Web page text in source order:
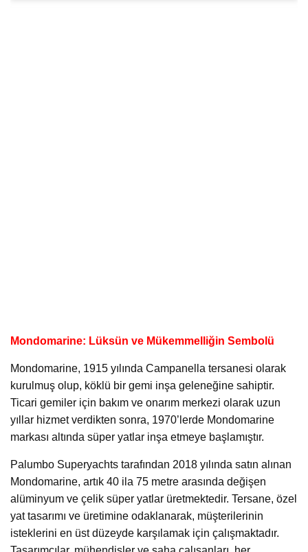
Mondomarine: Lüksün ve Mükemmelliğin Sembolü
Mondomarine, 1915 yılında Campanella tersanesi olarak
kurulmuş olup, köklü bir gemi inşa geleneğine sahiptir.
Ticari gemiler için bakım ve onarım merkezi olarak uzun
yıllar hizmet verdikten sonra, 1970’lerde Mondomarine
markası altında süper yatlar inşa etmeye başlamıştır.
Palumbo Superyachts tarafından 2018 yılında satın alınan
Mondomarine, artık 40 ila 75 metre arasında değişen
alüminyum ve çelik süper yatlar üretmektedir. Tersane, özel
yat tasarımı ve üretimine odaklanarak, müşterilerinin
isteklerini en üst düzeyde karşılamak için çalışmaktadır.